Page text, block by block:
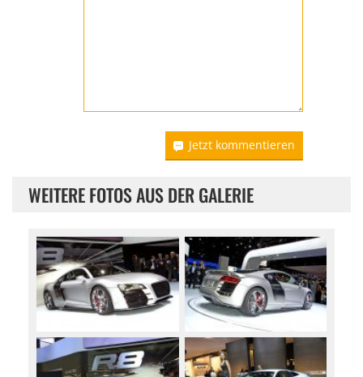
Jetzt kommentieren
WEITERE FOTOS AUS DER GALERIE